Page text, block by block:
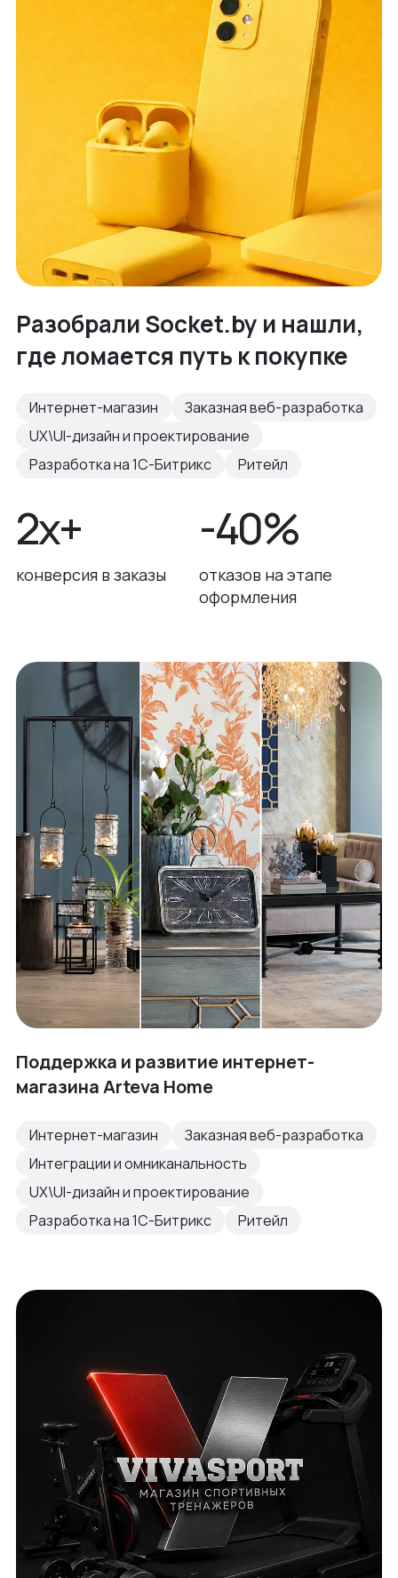
Разобрали Socket.by и нашли,
где ломается путь к покупке
Интернет-магазин
Заказная веб-разработка
UX\UI-дизайн и проектирование
Разработка на 1С-Битрикс
Ритейл
2x+
конверсия в заказы
-40%
отказов на этапе
оформления
Поддержка и развитие интернет-
магазина Arteva Home
Интернет-магазин
Заказная веб-разработка
Интеграции и омниканальность
UX\UI-дизайн и проектирование
Разработка на 1С-Битрикс
Ритейл